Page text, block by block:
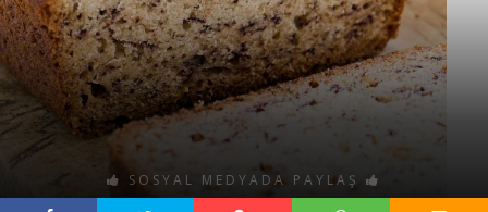
SOSYAL MEDYADA PAYLAŞ